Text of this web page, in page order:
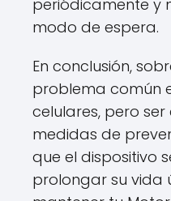
periódicamente y
modo de espera.
En conclusión,
problema común
celulares, pero
medidas de
que el dispositivo
prolongar su vida